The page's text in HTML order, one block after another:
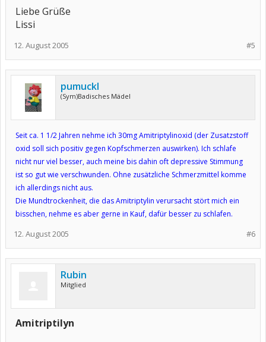
Liebe Grüße
Lissi
#5
12. August 2005
pumuckl
(Sym)Badisches Mädel
Seit ca. 1 1/2 Jahren nehme ich 30mg Amitriptylinoxid (der Zusatzstoff
oxid soll sich positiv gegen Kopfschmerzen auswirken). Ich schlafe
nicht nur viel besser, auch meine bis dahin oft depressive Stimmung
ist so gut wie verschwunden. Ohne zusätzliche Schmerzmittel komme
ich allerdings nicht aus.
Die Mundtrockenheit, die das Amitriptylin verursacht stört mich ein
bisschen, nehme es aber gerne in Kauf, dafür besser zu schlafen.
#6
12. August 2005
Rubin
Mitglied
Amitriptilyn